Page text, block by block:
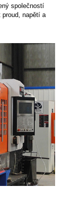
společností
proud, napětí a